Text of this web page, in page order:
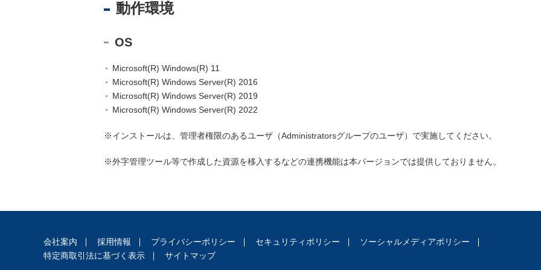
産
管
託
離
婚
親
ジ
ダ
事
動作環境
OS
Microsoft(R) Windows(R) 11
Microsoft(R) Windows Server(R) 2016
Microsoft(R) Windows Server(R) 2019
Microsoft(R) Windows Server(R) 2022
※インストールは、管理者権限のあるユーザ（Administratorsグループのユーザ）で実施してください。
※外字管理ツール等で作成した資源を移入するなどの連携機能は本バージョンでは提供しておりません。
会社案内 採用情報 プライバシーポリシー セキュリティポリシー
ソーシャルメディアポリシー
特定商取引法に基づく表示
サイトマップ